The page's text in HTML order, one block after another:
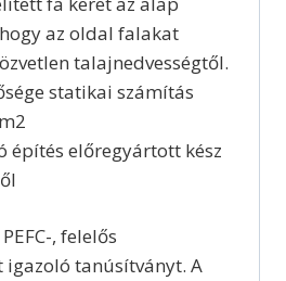
az oldal falakat
talajnedvességtől.
statikai számítás
építés előregyártott kész
, felelős
tanúsítványt. A